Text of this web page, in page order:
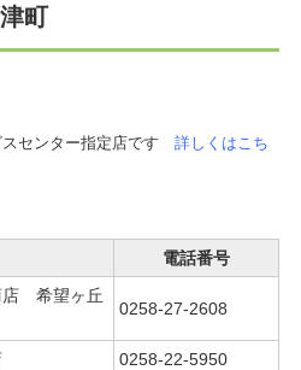
町
スセンター指定店です 詳しくはこち
電話番号
希望ヶ丘
0258-27-2608
0258-22-5950